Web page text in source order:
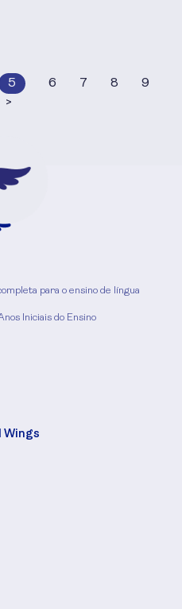
5 6 7 8
9
>
para o ensino de língua
Iniciais do Ensino
Wings